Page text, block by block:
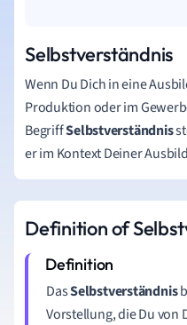
Selbstverständnis
Wenn Du Dich in eine
Produktion oder im
BegriffSelbstverständnis
er im Kontext Deiner
Definition of
DasSelbstverständnis
Vorstellung, die Du von